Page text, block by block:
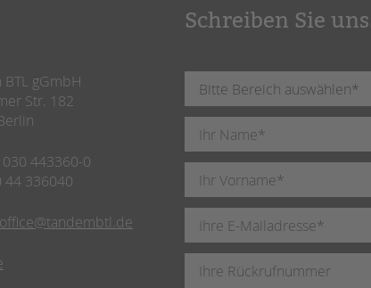
gGmbH
Str. 182
443360-0
44 336040
office@tandembtl.de
Schreiben Sie